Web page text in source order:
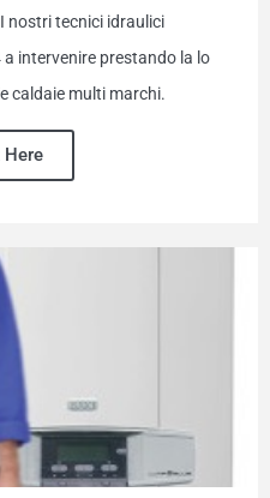
nostri tecnici idraulici
intervenire prestando la lo
caldaie multi marchi.